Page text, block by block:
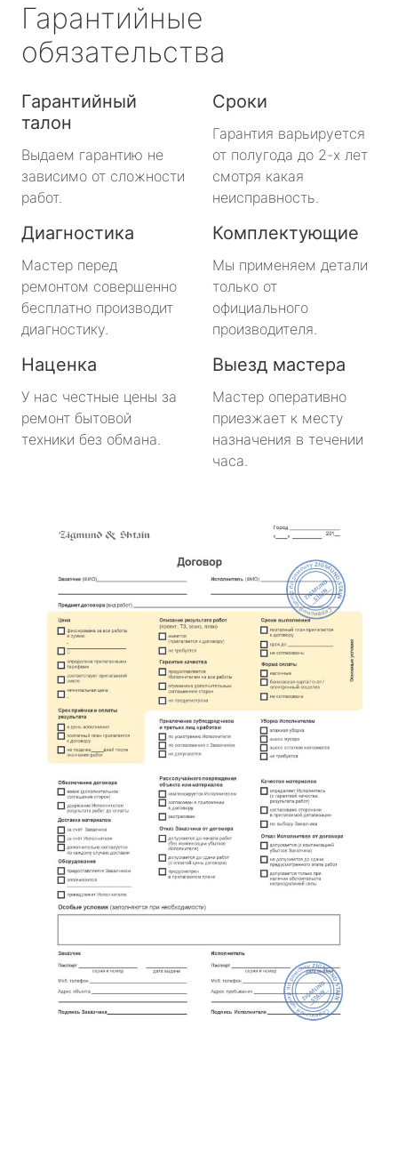
Гарантийные
обязательства
Гарантийный
талон
Выдаем гарантию не
зависимо от сложности
работ.
Сроки
Гарантия варьируется
от полугода до 2-х лет
смотря какая
неисправность.
Диагностика
Мастер перед
ремонтом совершенно
бесплатно производит
диагностику.
Комплектующие
Мы применяем детали
только от
официального
производителя.
Наценка
У нас честные цены за
ремонт бытовой
техники без обмана.
Выезд мастера
Мастер оперативно
приезжает к месту
назначения в течении
часа.